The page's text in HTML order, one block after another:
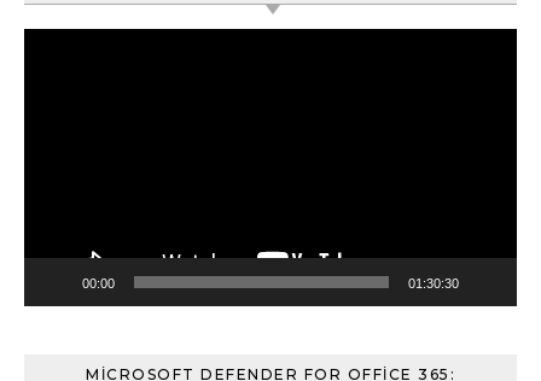
00:00 01:30:30
MICROSOFT DEFENDER FOR OFFICE 365: